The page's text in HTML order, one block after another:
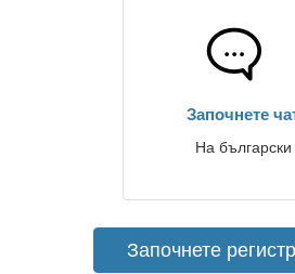
Започнете
На български
Започнете